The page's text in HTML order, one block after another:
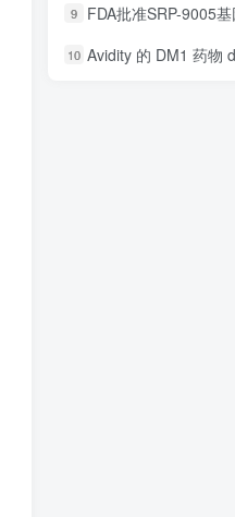
9 FDA批准SRP-9005基
10 Avidity 的 DM1 药物 del-